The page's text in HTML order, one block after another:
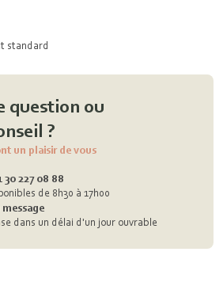
standard
question ou
?
un plaisir de vous
227 08 88
de 8h30 à 17h00
dans un délai d'un jour ouvrable